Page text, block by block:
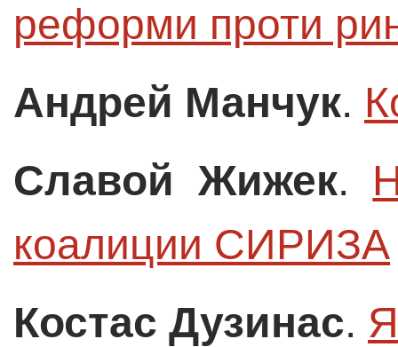
реформи проти
Андрей Манчук.
Славой Жижек.
коалиции СИРИЗА
Костас Дузинас.